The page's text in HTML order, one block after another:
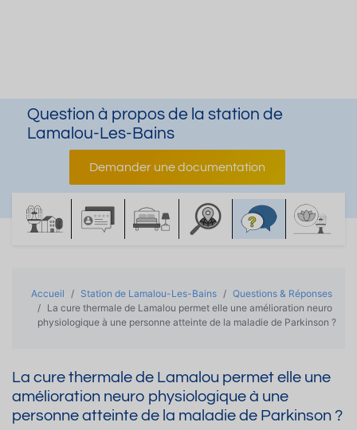
Question à propos de la station de
Lamalou-Les-Bains
Demander une documentation
Accueil Station de Lamalou-Les-Bains
Questions & Réponses
La cure thermale de Lamalou permet elle une amélioration neuro
physiologique à une personne atteinte de la maladie de Parkinson ?
La cure thermale de Lamalou permet elle une
amélioration neuro physiologique à une
personne atteinte de la maladie de Parkinson ?